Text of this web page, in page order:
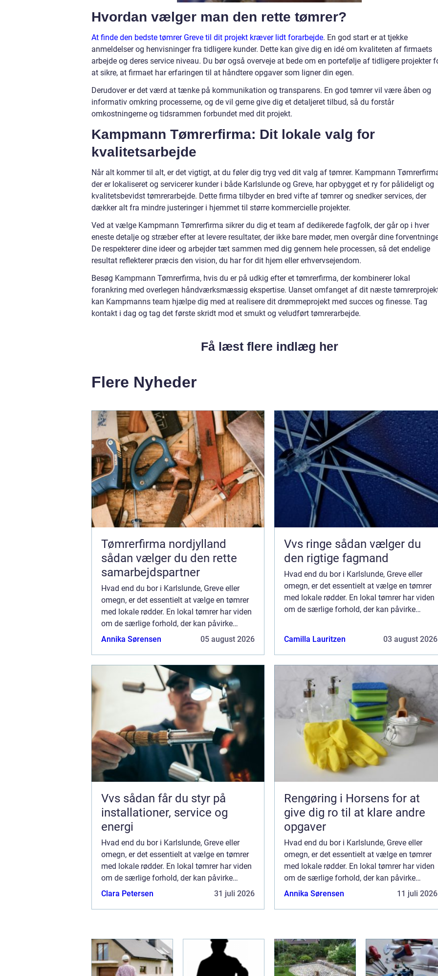
Hvordan vælger man den rette tømrer?
At finde den bedste tømrer Greve til dit projekt kræver lidt forarbejde. En god start er at tjekke
anmeldelser og henvisninger fra tidligere kunder. Dette kan give dig en idé om kvaliteten af firmaets
arbejde og deres service niveau. Du bør også overveje at bede om en portefølje af tidligere projekter
at sikre, at firmaet har erfaringen til at håndtere opgaver som ligner din egen.
Derudover er det værd at tænke på kommunikation og transparens. En god tømrer vil være åben og
informativ omkring processerne, og de vil gerne give dig et detaljeret tilbud, så du forstår
omkostningerne og tidsrammen forbundet med dit projekt.
Kampmann Tømrerfirma: Dit lokale valg for
kvalitetsarbejde
Når alt kommer til alt, er det vigtigt, at du føler dig tryg ved dit valg af tømrer. Kampmann
der er lokaliseret og servicerer kunder i både Karlslunde og Greve, har opbygget et ry for pålideligt og
kvalitetsbevidst tømrerarbejde. Dette firma tilbyder en bred vifte af tømrer og snedker services, der
dækker alt fra mindre justeringer i hjemmet til større kommercielle projekter.
Ved at vælge Kampmann Tømrerfirma sikrer du dig et team af dedikerede fagfolk, der går op i hver
eneste detalje og stræber efter at levere resultater, der ikke bare møder, men overgår dine
De respekterer dine ideer og arbejder tæt sammen med dig gennem hele processen, så det endelige
resultat reflekterer præcis den vision, du har for dit hjem eller erhvervsejendom.
Besøg Kampmann Tømrerfirma, hvis du er på udkig efter et tømrerfirma, der kombinerer lokal
forankring med overlegen håndværksmæssig ekspertise. Uanset omfanget af dit næste
kan Kampmanns team hjælpe dig med at realisere dit drømmeprojekt med succes og finesse. Tag
kontakt i dag og tag det første skridt mod et smukt og veludført tømrerarbejde.
Få læst flere indlæg her
Flere Nyheder
Tømrerfirma nordjylland
sådan vælger du den rette
samarbejdspartner
Hvad end du bor i Karlslunde, Greve eller
omegn, er det essentielt at vælge en tømrer
med lokale rødder. En lokal tømrer har viden
om de særlige forhold, der kan påvirke
byggeri i området, som for eksempel
Annika Sørensen 05 august 2026
Vvs ringe sådan vælger du
den rigtige fagmand
Hvad end du bor i Karlslunde, Greve eller
omegn, er det essentielt at vælge en tømrer
med lokale rødder. En lokal tømrer har viden
om de særlige forhold, der kan påvirke
material...
Camilla Lauritzen 03 august 2026
Vvs sådan får du styr på
installationer, service og
energi
Hvad end du bor i Karlslunde, Greve eller
omegn, er det essentielt at vælge en tømrer
med lokale rødder. En lokal tømrer har viden
om de særlige forhold, der kan påvirke
byggeri i området, som for eksempel
Clara Petersen 31 juli 2026
Rengøring i Horsens for at
give dig ro til at klare andre
opgaver
Hvad end du bor i Karlslunde, Greve eller
omegn, er det essentielt at vælge en tømrer
med lokale rødder. En lokal tømrer har viden
om de særlige forhold, der kan påvirke
byggeri i området, som for eksempel
Annika Sørensen 11 juli 2026